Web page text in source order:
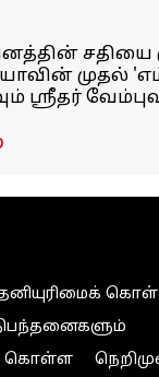
சதியை
முதல்
ஸ்ரீதர்
கொள்ள